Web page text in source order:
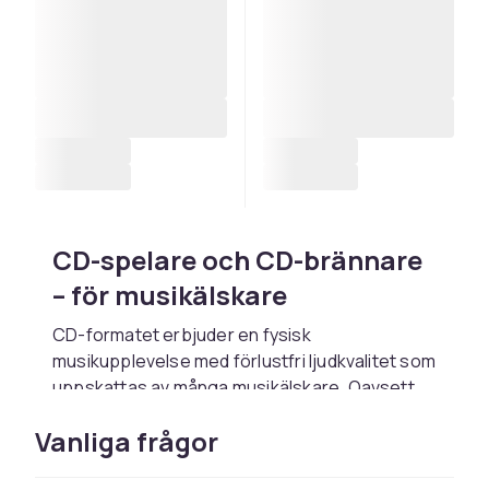
CD-spelare och CD-brännare
– för musikälskare
CD-formatet erbjuder en fysisk
musikupplevelse med förlustfri ljudkvalitet som
uppskattas av många musikälskare. Oavsett
HiFi-spelare, ta med musiken i en bärbar
discman eller skapa egna kopior med en CD-
Vanliga frågor